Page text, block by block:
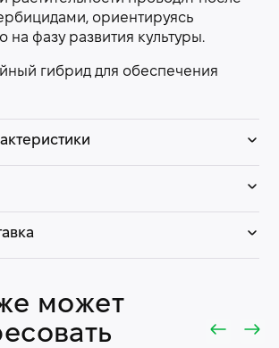
ориентируясь
на фазу развития культуры.
гибрид для обеспечения
может